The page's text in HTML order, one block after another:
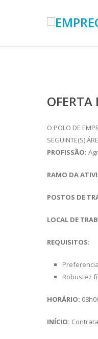
O POLO DE
SEGUINTE(S)
PROFISSÃO:
RAMO DA
POSTOS DE
LOCAL DE
REQUISITOS:
Robustez
HORÁRIO:
INÍCIO: